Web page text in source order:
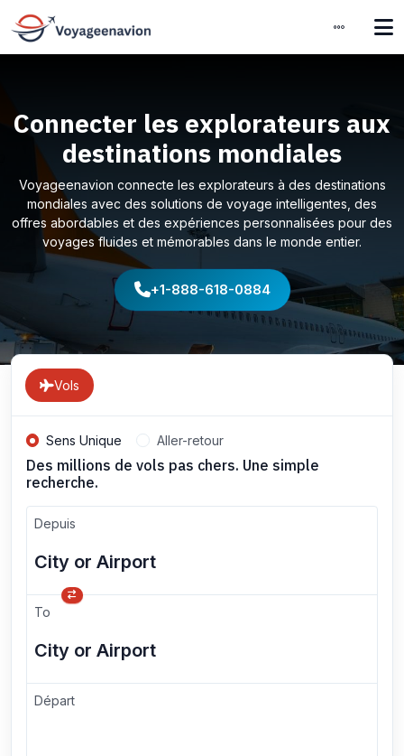
Connecter les explorateurs aux
destinations mondiales
Voyageenavion connecte les explorateurs à des destinations
mondiales avec des solutions de voyage intelligentes, des
offres abordables et des expériences personnalisées pour des
voyages fluides et mémorables dans le monde entier.
+1-888-618-0884
Vols
Sens Unique Aller-retour
Des millions de vols pas chers. Une simple
recherche.
Depuis
To
Départ